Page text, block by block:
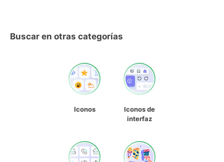
Buscar en otras categorías
Iconos
Iconos de
interfaz